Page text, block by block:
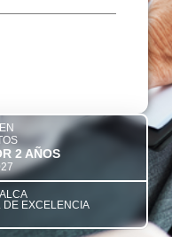
2 AÑOS
DE EXCELENCIA